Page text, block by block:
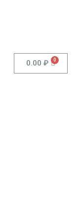
0.00 ₽